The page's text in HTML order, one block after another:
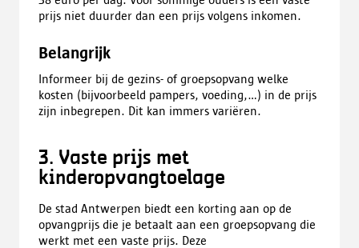
prijs niet duurder dan een prijs volgens inkomen.
Belangrijk
Informeer bij de gezins- of groepsopvang welke
kosten (bijvoorbeeld pampers, voeding,...) in de prijs
zijn inbegrepen. Dit kan immers variëren.
3. Vaste prijs met
kinderopvangtoelage
De stad Antwerpen biedt een korting aan op de
opvangprijs die je betaalt aan een groepsopvang die
werkt met een vaste prijs. Deze